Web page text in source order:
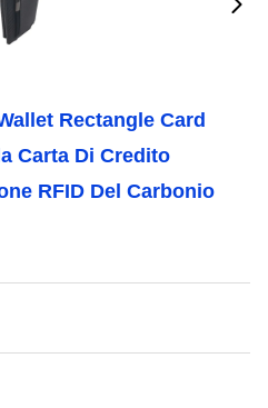
Rectangle Card
Carta Di Credito
RFID Del Carbonio